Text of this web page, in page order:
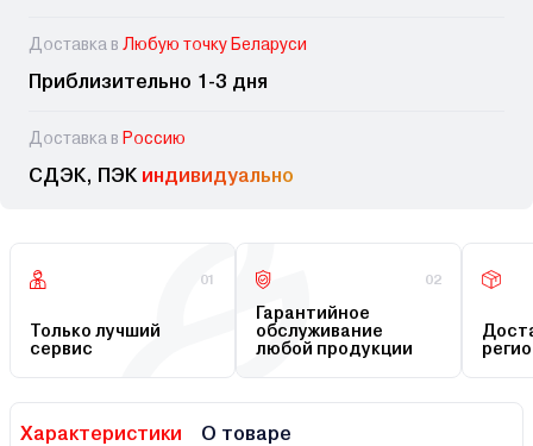
Доставка в Любую точку Беларуси
Приблизительно 1-3 дня
Доставка в Россию
СДЭК, ПЭК индивидуально
01
Только лучший
сервис
02
Гарантийное
обслуживание
любой продукции
Характеристики О товаре